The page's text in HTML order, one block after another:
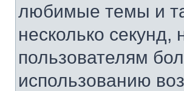
любимые темы и
несколько
пользователям
использованию